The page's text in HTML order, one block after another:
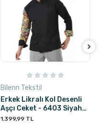
Bilenn Tekstil
Erkek Likralı Kol Desenli
Aşçı Ceket - 6403 Siyah
Renkli Daire
1.399,99 TL